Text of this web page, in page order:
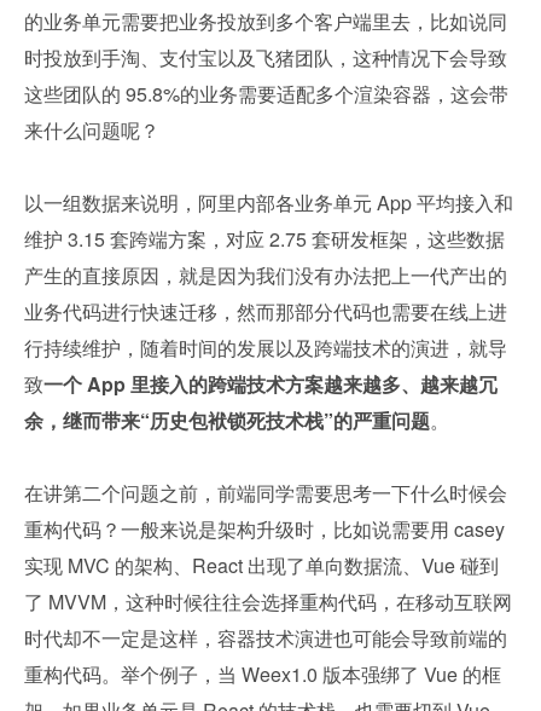
的业务单元需要把业务投放到多个客户端里去，比如说同
时投放到手淘、支付宝以及飞猪团队，这种情况下会导致
这些团队的 95.8%的业务需要适配多个渲染容器，这会带
来什么问题呢？
以一组数据来说明，阿里内部各业务单元 App 平均接入和
维护 3.15 套跨端方案，对应 2.75 套研发框架，这些数据
产生的直接原因，就是因为我们没有办法把上一代产出的
业务代码进行快速迁移，然而那部分代码也需要在线上进
行持续维护，随着时间的发展以及跨端技术的演进，就导
致一个 App 里接入的跨端技术方案越来越多、越来越冗
余，继而带来“历史包袱锁死技术栈”的严重问题。
在讲第二个问题之前，前端同学需要思考一下什么时候会
重构代码？一般来说是架构升级时，比如说需要用 casey
实现 MVC 的架构、React 出现了单向数据流、Vue 碰到
了 MVVM，这种时候往往会选择重构代码，在移动互联网
时代却不一定是这样，容器技术演进也可能会导致前端的
重构代码。举个例子，当 Weex1.0 版本强绑了 Vue 的框